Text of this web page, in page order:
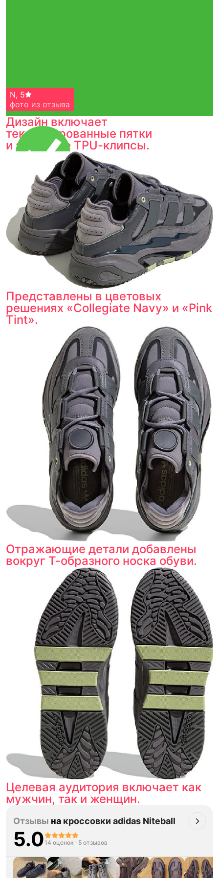
Тройная гарантия
оригинальности
Товар сертифицирован и опломбирован.
Проверяем на оригинальность
по 16 параметрам.
Если придёт подделка — вернём деньги
в трёхкратном размере.
Как мы провеяем товары
N, 5
фото из отзыва
Дизайн включает
текстурированные пятки
и зубчатые TPU-клипсы.
Представлены в цветовых
решениях «Collegiate Navy» и «Pink
Tint».
Отражающие детали добавлены
вокруг T-образного носка обуви.
Целевая аудитория включает как
мужчин, так и женщин.
Отзывы на кроссовки adidas Niteball
5.014 оценок · 5 отзывов